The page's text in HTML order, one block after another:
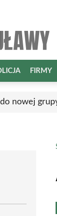
FIRMY
do nowej